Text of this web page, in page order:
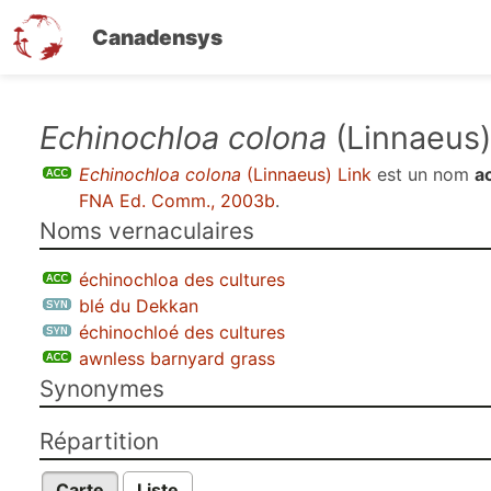
Canadensys
contenu
Echinochloa colona
Echinochloa colona (Linnaeus) Link est un nom
FNA Ed. Comm., 2003b.
Noms vernaculaires
échinochloa des cultures
blé du Dekkan
échinochloé des cultures
awnless barnyard grass
Synonymes
Répartition